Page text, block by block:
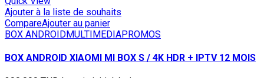
Ajouter à la liste de souhaits
CompareAjouter au panier
BOX ANDROIDMULTIMEDIAPROMOS
BOX ANDROID XIAOMI MI BOX S / 4K HDR + IPTV 12 MOIS